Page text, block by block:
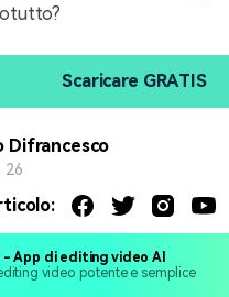
- App di editing video AI
video potente e semplice
Scaricare GRATIS
Difrancesco
26
piacerti anche